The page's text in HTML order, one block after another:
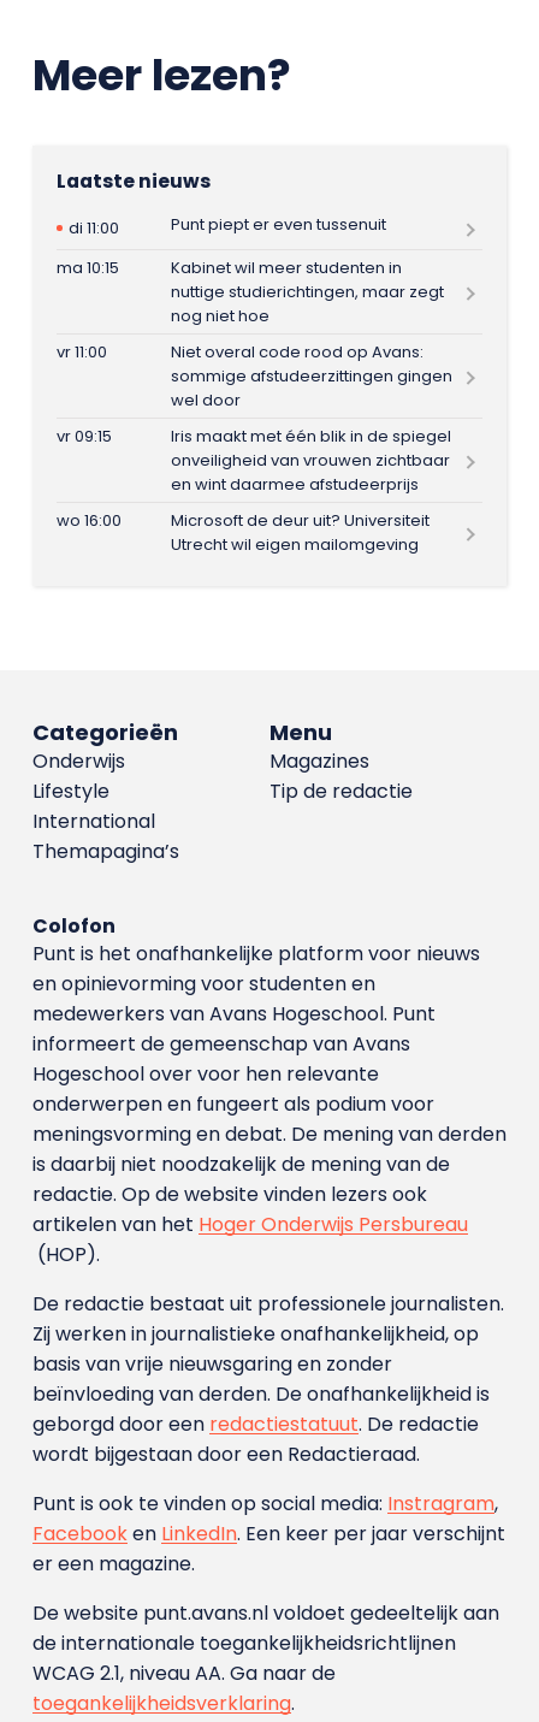
Meer lezen?
Laatste nieuws
di 11:00
Punt piept er even tussenuit
ma 10:15
Kabinet wil meer studenten in
nuttige studierichtingen, maar zegt
nog niet hoe
vr 11:00
Niet overal code rood op Avans:
sommige afstudeerzittingen gingen
wel door
vr 09:15
Iris maakt met één blik in de spiegel
onveiligheid van vrouwen zichtbaar
en wint daarmee afstudeerprijs
wo 16:00
Microsoft de deur uit? Universiteit
Utrecht wil eigen mailomgeving
Menu
Magazines
Tip de redactie
Categorieën
Onderwijs
Lifestyle
International
Themapagina’s
Colofon
Punt is het onafhankelijke platform voor nieuws
en opinievorming voor studenten en
medewerkers van Avans Hoge­school. Punt
informeert de gemeenschap van Avans
Hogeschool over voor hen relevante
onderwerpen en fungeert als podium voor
meningsvorming en debat. De mening van derden
is daarbij niet noodzakelijk de mening van de
redactie. Op de website vinden lezers ook
artikelen van het Hoger Onderwijs Persbureau
(HOP).
De redactie bestaat uit professionele journalisten.
Zij werken in journalistieke onafhankelijkheid, op
basis van vrije nieuwsgaring en zonder
beïnvloeding van derden. De onafhankelijkheid is
geborgd door een redactiestatuut. De redactie
wordt bijgestaan door een Redactieraad.
Punt is ook te vinden op social media: Instragram,
Facebooken LinkedIn. Een keer per jaar verschijnt
er een magazine.
De website punt.avans.nl voldoet gedeeltelijk aan
de internationale toegankelijkheidsrichtlijnen
WCAG 2.1, niveau AA. Ga naar de
toegankelijkheidsverklaring.